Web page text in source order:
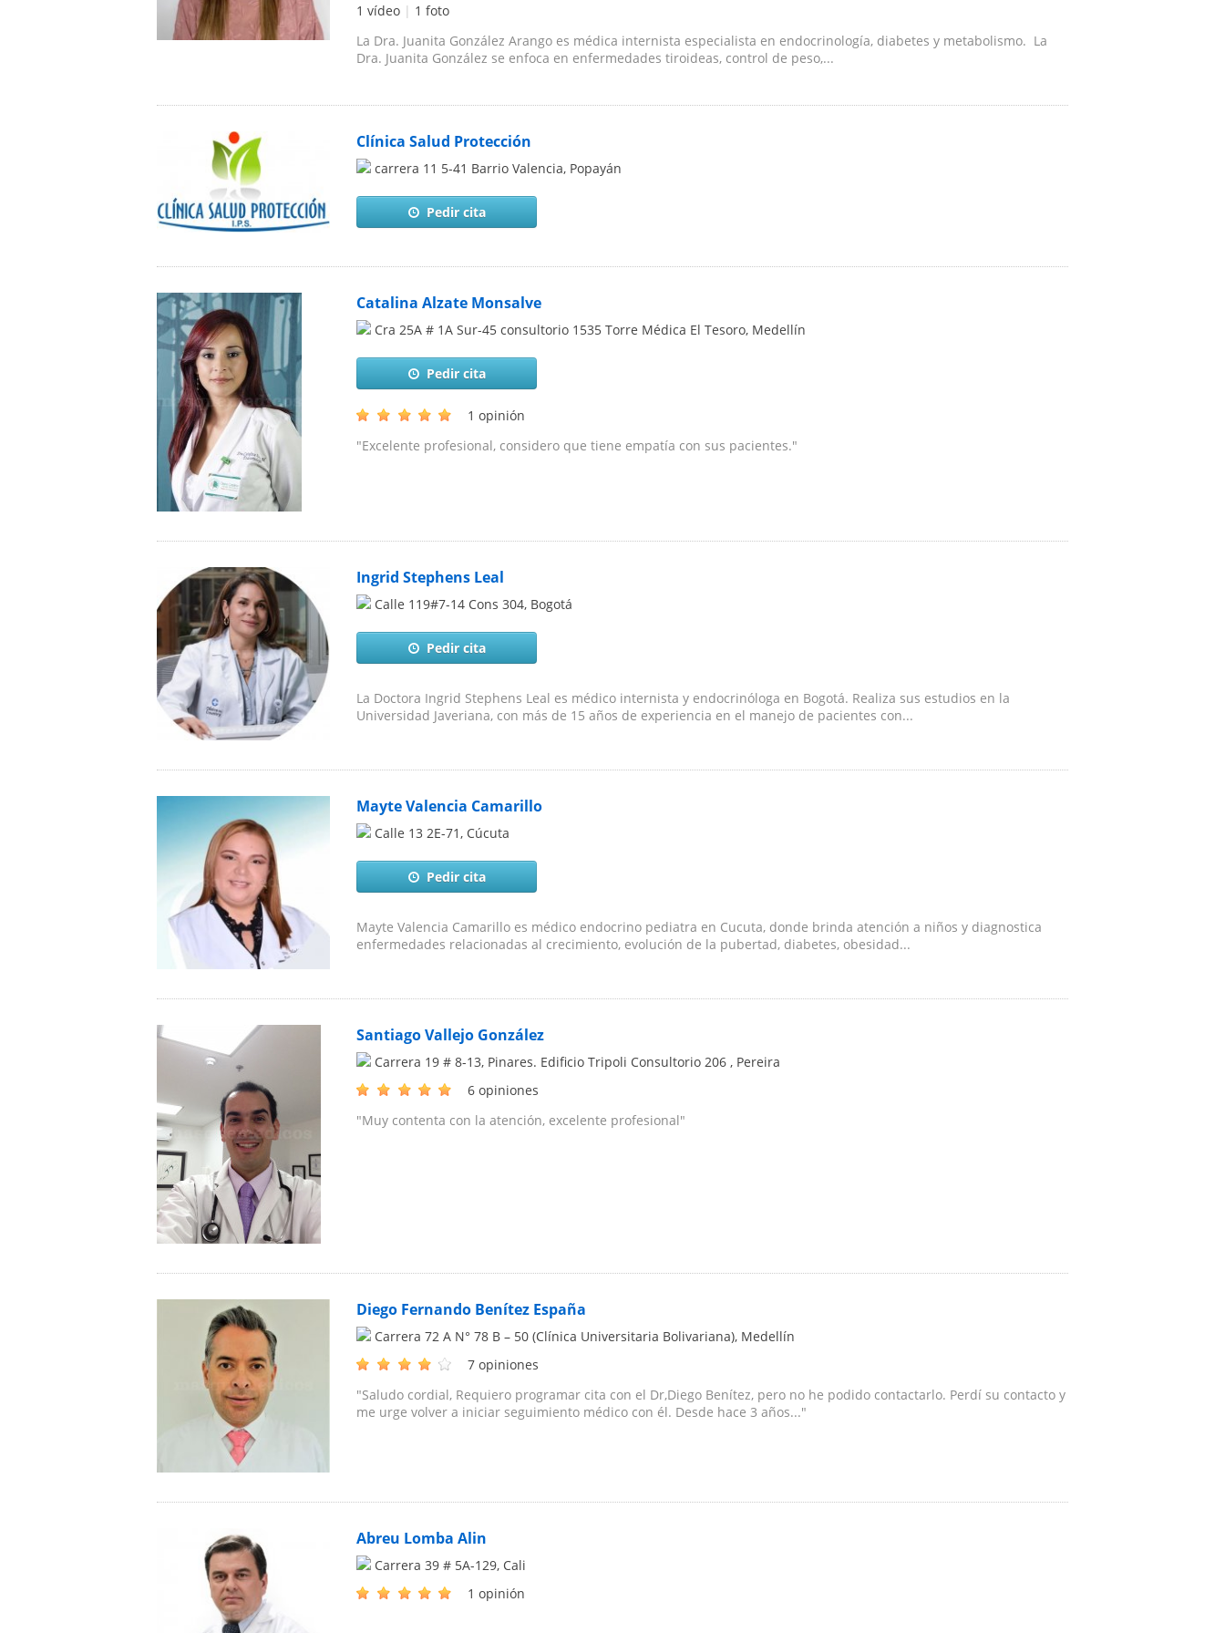
1 vídeo | 1 foto
La Dra. Juanita González Arango es médica internista especialista en endocrinología, diabetes y metabolismo. La
Dra. Juanita González se enfoca en enfermedades tiroideas, control de peso,...
Clínica Salud Protección
carrera 11 5-41 Barrio Valencia, Popayán
Pedir cita
Catalina Alzate Monsalve
Cra 25A # 1A Sur-45 consultorio 1535 Torre Médica El Tesoro, Medellín
Pedir cita
1 opinión
"Excelente profesional, considero que tiene empatía con sus pacientes."
Ingrid Stephens Leal
Calle 119#7-14 Cons 304, Bogotá
Pedir cita
La Doctora Ingrid Stephens Leal es médico internista y endocrinóloga en Bogotá. Realiza sus estudios en la
Universidad Javeriana, con más de 15 años de experiencia en el manejo de pacientes con...
Mayte Valencia Camarillo
Calle 13 2E-71, Cúcuta
Pedir cita
Mayte Valencia Camarillo es médico endocrino pediatra en Cucuta, donde brinda atención a niños y diagnostica
enfermedades relacionadas al crecimiento, evolución de la pubertad, diabetes, obesidad...
Santiago Vallejo González
Carrera 19 # 8-13, Pinares. Edificio Tripoli Consultorio 206 , Pereira
6 opiniones
"Muy contenta con la atención, excelente profesional"
Diego Fernando Benítez España
Carrera 72 A N° 78 B – 50 (Clínica Universitaria Bolivariana), Medellín
7 opiniones
"Saludo cordial, Requiero programar cita con el Dr,Diego Benítez, pero no he podido contactarlo. Perdí su contacto y
me urge volver a iniciar seguimiento médico con él. Desde hace 3 años..."
Abreu Lomba Alin
Carrera 39 # 5A-129, Cali
1 opinión